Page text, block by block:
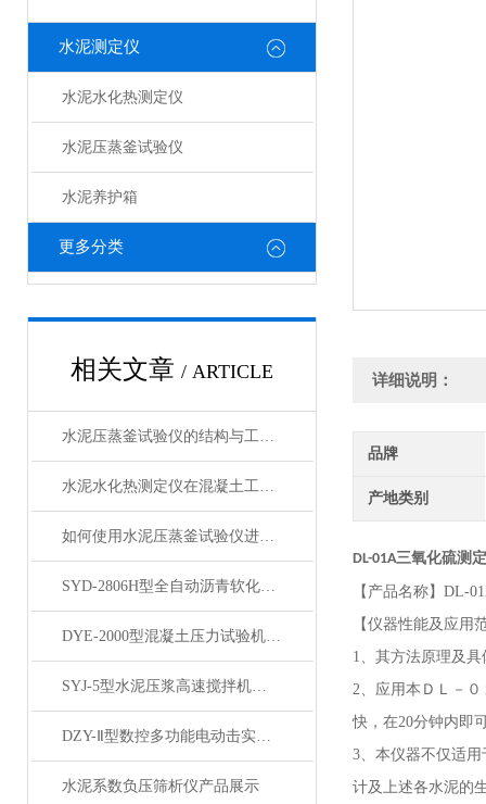
水泥测定仪
水泥水化热测定仪
水泥压蒸釜试验仪
水泥养护箱
更多分类
相关文章 / ARTICLE
水泥压蒸釜试验仪的结构与工作原理解析
水泥水化热测定仪在混凝土工程中的应用
如何使用水泥压蒸釜试验仪进行水泥蒸养试验？
SYD-2806H型全自动沥青软化点仪 产品展示
DYE-2000型混凝土压力试验机200吨产品展示
SYJ-5型水泥压浆高速搅拌机产品展示
DZY-Ⅱ型数控多功能电动击实仪产品展示
水泥系数负压筛析仪产品展示
详细说明：
品牌
产地类别
DL-01A三氧化硫测
【产品名称】 DL-
【仪器性能及应用
1、其方法原理及
2、应用本ＤＬ－
快，在20分钟内即
3、本仪器不仅适
计及上述各水泥的